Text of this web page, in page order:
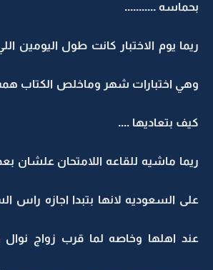
بحماسه ...........
ريما يوم الاختبار كانت طول اليومين
وهي اختبارات شهر وماخلص الكتاب همت
كيف بتعاديها ....
ريما ماشيه للقاعه اللامتحان علشان
على السعوديه لانها بتبدا اجازه راس
عند اهلها وخاصه لما قرب زواج نوال